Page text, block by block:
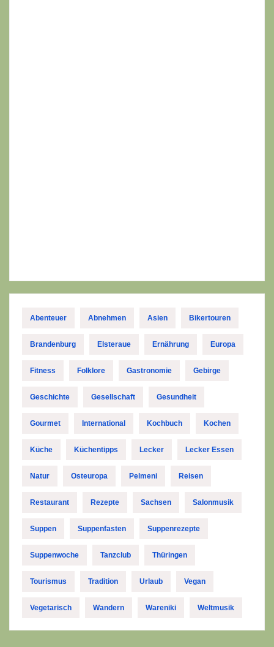
Abenteuer Abnehmen Asien Bikertouren
Brandenburg Elsteraue Ernährung Europa
Fitness Folklore Gastronomie Gebirge
Geschichte Gesellschaft Gesundheit
Gourmet International Kochbuch Kochen
Küche Küchentipps Lecker Lecker Essen
Natur Osteuropa Pelmeni Reisen
Restaurant Rezepte Sachsen Salonmusik
Suppen Suppenfasten Suppenrezepte
Suppenwoche Tanzclub Thüringen
Tourismus Tradition Urlaub Vegan
Vegetarisch Wandern Wareniki Weltmusik